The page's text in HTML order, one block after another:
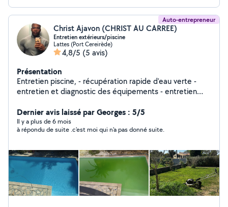
Auto-entrepreneur
Christ Ajavon (CHRIST AU CARREE)
Entretien extérieurs/piscine
Lattes (Port Cereirède)
4,8/5 (5 avis)
Présentation
Entretien piscine, - récupération rapide d'eau verte -
entretien et diagnostic des équipements - entretien
verts: - tonte pelouse - tailles haies - élagage arbres
taille moyenne
Dernier avis laissé par Georges : 5/5
Il y a plus de 6 mois
à répondu de suite .c'est moi qui n'a pas donné suite.